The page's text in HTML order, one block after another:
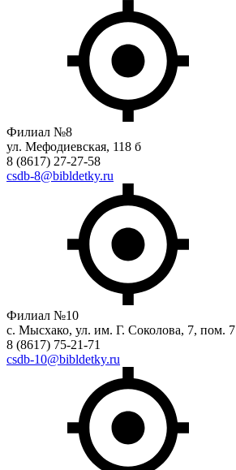
Филиал №8
ул. Мефодиевская, 118 б
8 (8617) 27-27-58
csdb-8@bibldetky.ru
Филиал №10
с. Мысхако, ул. им. Г. Соколова, 7, пом. 7
8 (8617) 75-21-71
csdb-10@bibldetky.ru